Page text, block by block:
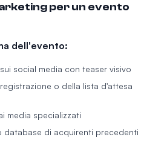
per un evento
dell'evento:
social media con teaser visivo
o della lista d'attesa
media specializzati
database di acquirenti precedenti